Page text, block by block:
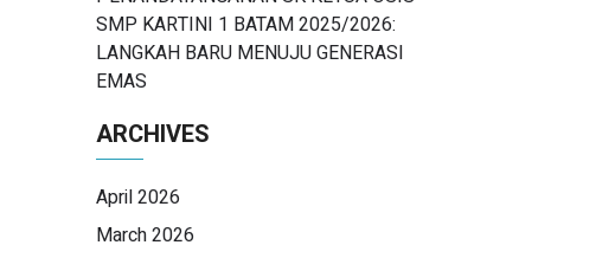
SMP KARTINI 1 BATAM 2025/2026:
LANGKAH BARU MENUJU GENERASI
EMAS
ARCHIVES
April 2026
March 2026